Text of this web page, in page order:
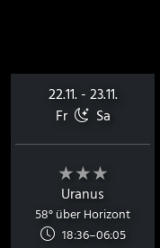
22.11. - 23.11.
Fr
Sa
★★★
Uranus
58° über Horizont
18:36–06:05